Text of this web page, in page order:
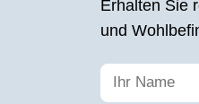
Erhalten Sie
und